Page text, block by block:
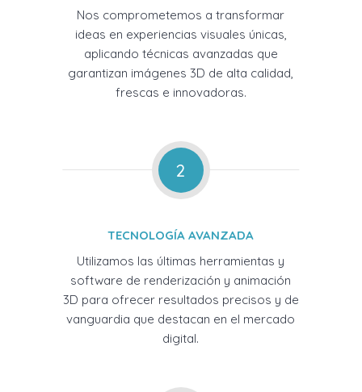
Nos comprometemos a transformar
ideas en experiencias visuales únicas,
aplicando técnicas avanzadas que
garantizan imágenes 3D de alta calidad,
frescas e innovadoras.
2
TECNOLOGÍA AVANZADA
Utilizamos las últimas herramientas y
software de renderización y animación
3D para ofrecer resultados precisos y de
vanguardia que destacan en el mercado
digital.